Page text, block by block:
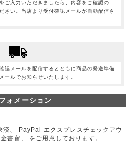
ご入力いただきましたら、内容をご確認の
さい。当店より受付確認メールが自動配信さ
認メールを配信するとともに商品の発送準備
ールでお知らせいたします。
ォメーション
済、 PayPal エクスプレスチェックアウ
書留、 をご用意しております。